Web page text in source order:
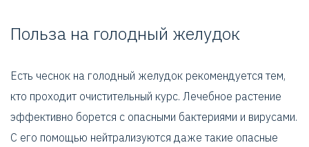
Польза на голодный желудок
Есть чеснок на голодный желудок рекомендуется тем,
кто проходит очистительный курс. Лечебное растение
эффективно борется с опасными бактериями и вирусами.
С его помощью нейтрализуются даже такие опасные